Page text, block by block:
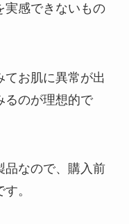
実感できないもの
てお肌に異常が出
るのが理想的で
品なので、購入前
。